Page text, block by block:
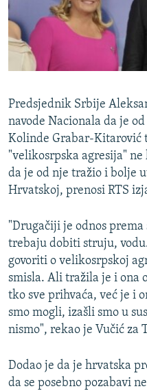
SPECIJALI RSE
VIŠE OD NASLOVA
GENOCID U SREBRENICI
TV LIBERTY
POST SCRIPTUM
MOJA EVROPA
TRI DECENIJE OD RATA U BIH
SVE KARTE DEJTONA
NASTANAK I RASPAD JUGOSLAVIJE
PRATITE NAS
Sve RFE/RL stranice
Predsjednik Srbije
navode Nacionala da je
Kolinde Grabar-Kitarović
"velikosrpska agresija"
da je od nje tražio i bolje
Hrvatskoj, prenosi RTS
"Drugačiji je odnos
trebaju dobiti struju,
govoriti o velikosrpskoj
smisla. Ali tražila je i ona
tko sve prihvaća, već je i
smo mogli, izašli smo u
nismo", rekao je Vučić za
Dodao je da je hrvatska
da se posebno pozabavi